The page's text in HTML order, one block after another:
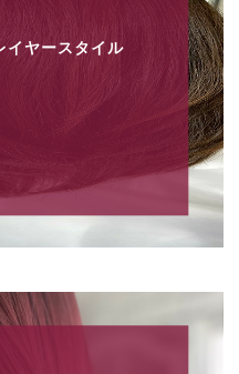
イヤースタイル